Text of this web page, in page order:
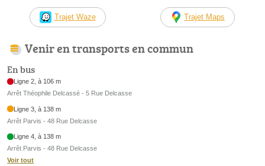
Trajet Waze Trajet Maps
Venir en transports en commun
En bus
Ligne 2, à 106 m
Arrêt Théophile Delcassé - 5 Rue Delcasse
Ligne 3, à 138 m
Arrêt Parvis - 48 Rue Delcasse
Ligne 4, à 138 m
Arrêt Parvis - 48 Rue Delcasse
Voir tout